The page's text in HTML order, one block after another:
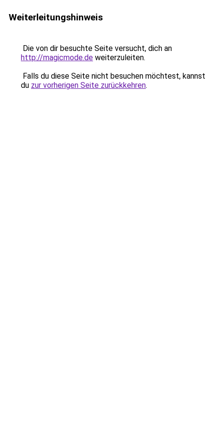
Weiterleitungshinweis
Die von dir besuchte Seite versucht, dich an
http://magicmode.de weiterzuleiten.
Falls du diese Seite nicht besuchen möchtest, kannst
du zur vorherigen Seite zurückkehren.